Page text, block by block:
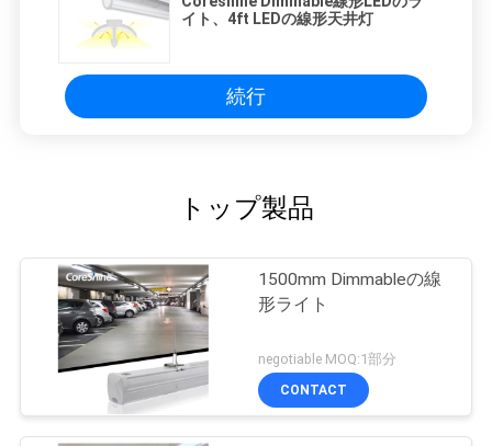
イト、4ft LEDの線形天井灯
続行
トップ製品
1500mm Dimmableの線
形ライト
negotiable MOQ:1部分
CONTACT